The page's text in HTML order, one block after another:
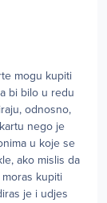
mogu kupiti
bi bilo u redu
odnosno,
nego je
u koje se
ako mislis da
kupiti
je i udjes